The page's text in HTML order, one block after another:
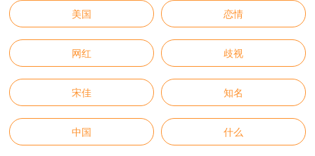
美国 恋情
网红 歧视
宋佳 知名
中国 什么